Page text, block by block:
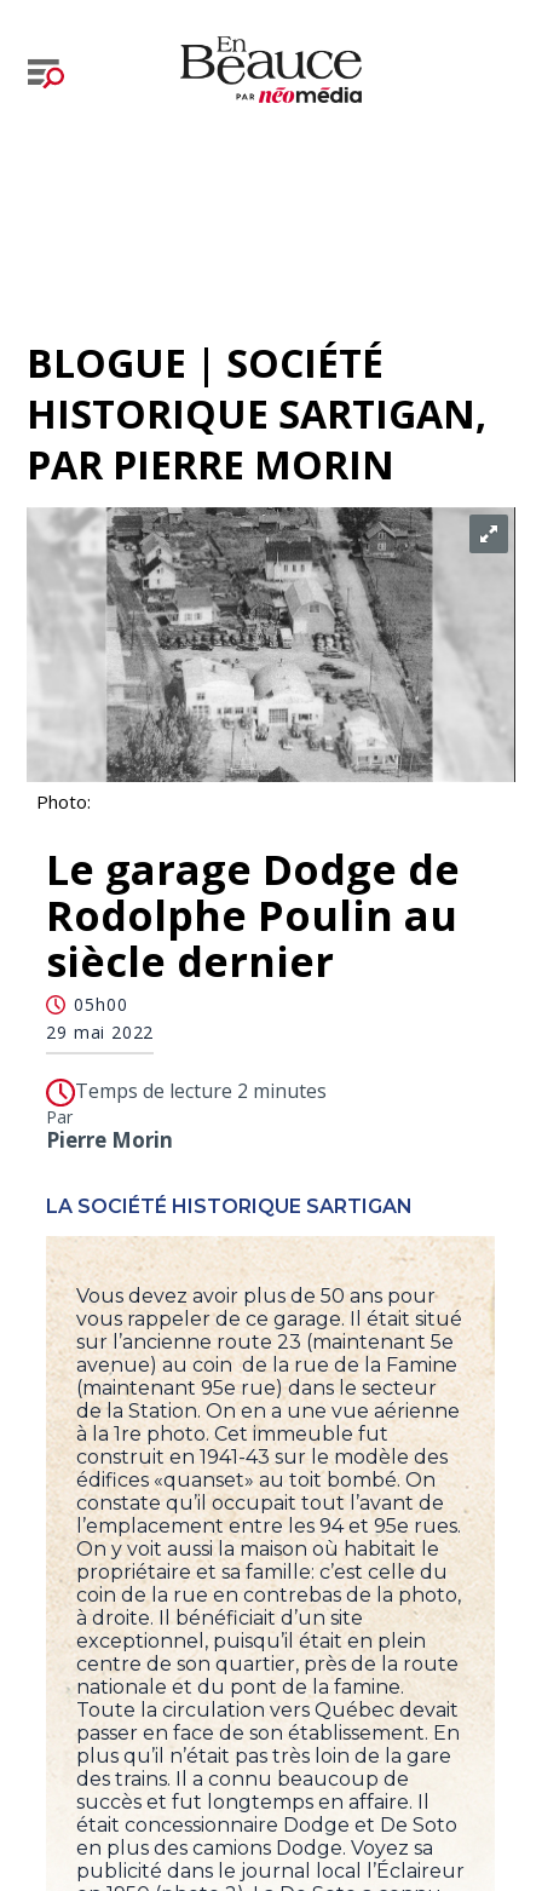
BLOGUE | SOCIÉTÉ
HISTORIQUE SARTIGAN,
PAR PIERRE MORIN
Photo:
Le garage Dodge de
Rodolphe Poulin au
siècle dernier
05h00
29 mai 2022
Temps de lecture 2 minutes
Par
Pierre Morin
LA SOCIÉTÉ HISTORIQUE SARTIGAN
Vous devez avoir plus de 50 ans pour
vous rappeler de ce garage. Il était situé
sur l’ancienne route 23 (maintenant 5e
avenue) au coin de la rue de la Famine
(maintenant 95e rue) dans le secteur
de la Station. On en a une vue aérienne
à la 1re photo. Cet immeuble fut
construit en 1941-43 sur le modèle des
édifices «quanset» au toit bombé. On
constate qu’il occupait tout l’avant de
l’emplacement entre les 94 et 95e rues.
On y voit aussi la maison où habitait le
propriétaire et sa famille: c’est celle du
coin de la rue en contrebas de la photo,
à droite. Il bénéficiait d’un site
exceptionnel, puisqu’il était en plein
centre de son quartier, près de la route
nationale et du pont de la famine.
Toute la circulation vers Québec devait
passer en face de son établissement. En
plus qu’il n’était pas très loin de la gare
des trains. Il a connu beaucoup de
succès et fut longtemps en affaire. Il
était concessionnaire Dodge et De Soto
en plus des camions Dodge. Voyez sa
publicité dans le journal local l’Éclaireur